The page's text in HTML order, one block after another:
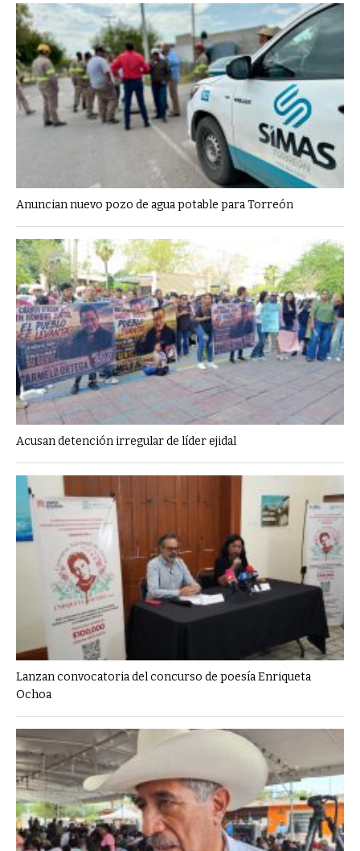
Anuncian nuevo pozo de agua potable para Torreón
Acusan detención irregular de líder ejidal
Lanzan convocatoria del concurso de poesía Enriqueta
Ochoa